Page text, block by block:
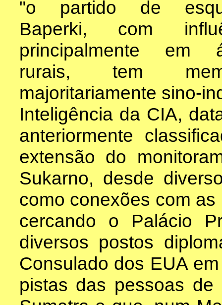
"o partido de
Baperki, com
principalmente em
rurais, tem
majoritariamente sino-
Inteligência da CIA,
anteriormente
extensão do
Sukarno, desde
como conexões com
cercando o Palácio
diversos postos
Consulado dos EUA
pistas das pessoas